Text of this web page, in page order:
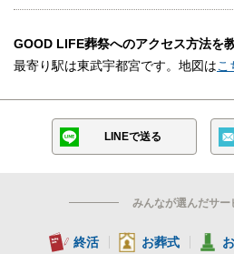
GOOD LIFE葬祭へのアクセス方法を
最寄り駅は東武宇都宮です。地図はこ
LINEで送る
みんなが選んだサー
終活 お葬式